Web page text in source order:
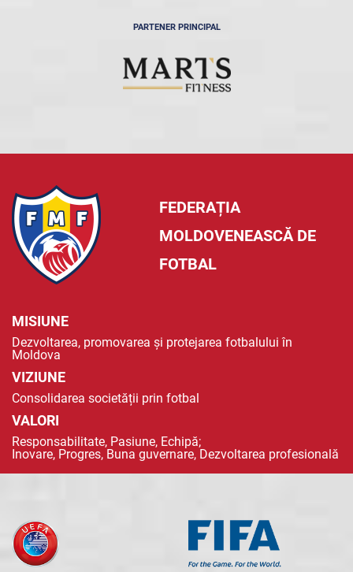
PARTENER PRINCIPAL
FEDERAȚIA
MOLDOVENEASCĂ DE
FOTBAL
MISIUNE
Dezvoltarea, promovarea și protejarea fotbalului în
Moldova
VIZIUNE
Consolidarea societății prin fotbal
VALORI
Responsabilitate, Pasiune, Echipă;
Inovare, Progres, Buna guvernare, Dezvoltarea profesională